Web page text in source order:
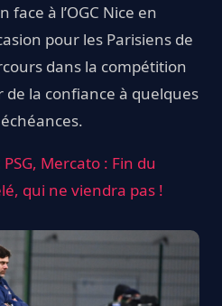
à l’OGC Nice en
pour les Parisiens de
dans la compétition
de la confiance à quelques
PSG, Mercato : Fin du
qui ne viendra pas !